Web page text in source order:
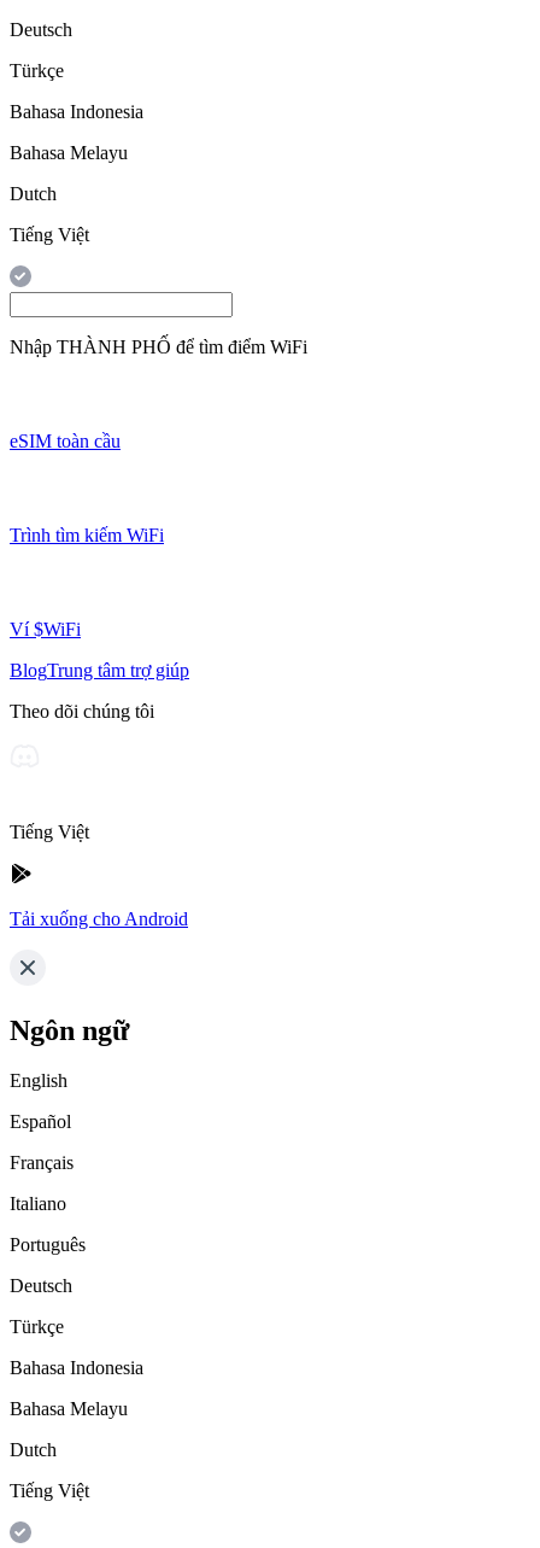
Deutsch
Türkçe
Bahasa Indonesia
Bahasa Melayu
Dutch
Tiếng Việt
Nhập THÀNH PHỐ để tìm điểm WiFi
eSIM toàn cầu
Trình tìm kiếm WiFi
Ví $WiFi
BlogTrung tâm trợ giúp
Theo dõi chúng tôi
Tiếng Việt
Tải xuống cho Android
Ngôn ngữ
English
Español
Français
Italiano
Português
Deutsch
Türkçe
Bahasa Indonesia
Bahasa Melayu
Dutch
Tiếng Việt